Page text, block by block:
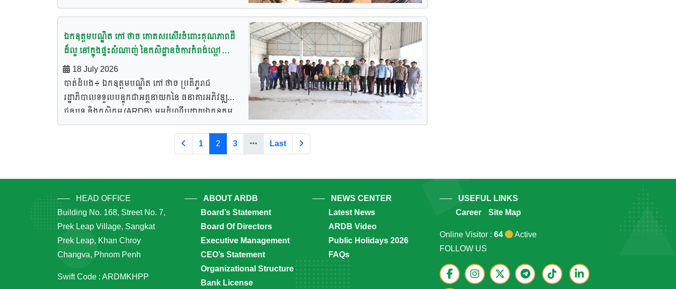
ក្រុមហ៊ុន សញ្ញាសេះក្រហមនេះក៏បានបង្ហាញឱ្យឃើញពី
ការយកចិត្តទុកដាក់ដល់អ្នកវិនិយោគ ក្នុងសង្វាក់
ផលិតកម្មរបស់ក្រុមហ៊ុនកែច្នៃកកនុងស្រុក ដើម្បីជួយ
វត្ថុធាតុដើមដូចជា លាមកគោ និងលាមកមាន់ ផ្ទាល់ពីបង
ប្អូនប្រជាកសិករនៅក្នុងតំបន់យកមកកែច្នៃធ្វើជាជី
ធម្មជាតិ សម្រាប់ដំណាំបន្ថែផ្សេងៗ ដែលមិនប៉ះពាល់ដល់
ក្រុមហ៊ុនផលិតជីធម្មជាតិសញ្ញាសេះក្រហម បានឱ្យដឹងថា
សព្វថ្ងៃក្រុមហ៊ុនសេះក្រហម មានសមត្ថភាពផលិតជី
កក្កដា ឆ្នាំ២០២៦ អមដំណើរដោយឯកឧត្តម បាន លឹម
និងសហការី បានអញ្ជើញចុះពិនិត្យមើលដំណើរការដាំដុះ
បន្លែសុវត្ថិភាពនៅកសិដ្ឋានបន្លែសុវត្ថិភាព កែ ស៊ីនួន ដែល
មានទីតាំងស្ថិតនៅក្នុងមជ្ឈមណ្ឌលបន្សាប ព្យាបាល និង
ស្តារនីតិសម្បទាអ្នកញៀនគ្រឿងញៀន កែ ស៊ីនួន នៅ
ភូមិស្តៅ ឃុំស្តៅ ស្រុករតនមណ្ឌល ខេត្តបាត់ដំបង។ កសិ
ដ្ឋានបន្លែសុវត្ថិភាព កែ ស៊ីនួន កំពុងដាំដុះបន្លែក្នុងផ្ទះ
ដោយមានគ្រូជំនាញ១២រូប ចាំជួយបណ្តុះបណ្តាល
១៥០គីឡូក្រាមត្រូវបានផ្គត់ផ្គង់ដល់មជ្ឈមណ្ឌលបន្សាប
ស៊ីនួន ខេត្តបាត់ដំបង។ ការអញ្ជើញចុះពិនិត្យមើល ទីតាំង
ដាំដុះបន្លែសុវត្ថិភាពនៅកសិដ្ឋានខាងលើរបស់ឯកឧត្តម
ឯកឧត្តមបណ្ឌិត កៅ ថាច កោតសរសើរចំពោះគុណភាពដី
ដ៏ល្អ នៅក្នុងផ្ទះសំណាញ់ នៃកសិដ្ឋានចំការកំពង់ល្ពៅ នៅ
ស្រុករតនមណ្ឌល
18 July 2026
បាត់ដំបង៖ ឯកឧត្តមបណ្ឌិត កៅ ថាច ប្រតិភូរាជ
រដ្ឋាភិបាលទទួលបន្ទុកជាអគ្គនាយកនៃ ធនាគារអភិវឌ្ឍន៍
ជនបទ និងកសិកម្ម (ARDB) អមដំណើរដោយឯកឧត្តម
បាន លឹម និងឯកឧត្តម ប៉ិច សានី អគ្គនាយករងធនាគារ
ARDB ព្រមទាំងសហការី នៅរសៀលថ្ងៃទី ១៨ ខែកក្កដា
ឆ្នាំ២០២៦ បានអញ្ជើញចុះសួរសុខទុក្ខ និងពិនិត្យខ្សែ
ដែលជាការបង្ហាញពីការយកចិត្តទុកដាក់ខ្ពស់ លើការ
អភិវឌ្ឍវិស័យកសិកម្មបែបទំនើប និងការធានាសន្តិសុខ
ស្បៀងក្នុងស្រុក។ កសិដ្ឋានចំការកំពង់ល្ពៅ ស្ថិតនៅភូមិ
រស្មីសង្ហា ឃុំរស្មីសង្ហា ស្រុករតនមណ្ឌល ខេត្តបាត់ដំបង
ដែលមានសហគមន៍ដាំបន្លែចម្រុះ និងត្រសក់ផ្អែម ជាមួយ
ផ្ទះសំណាញ់ជាង១០០ខ្នង សម្រាប់ផ្គត់ផ្គង់លើទីផ្សារ។ នៅ
ក្នុងឱកាសចុះពិនិត្យនោះ ឯកឧត្តមបណ្ឌិត កៅ ថាច បាន
សម្ដែងនូវការកោតសរសើរចំពោះគុណភាពដី ថាមាន
1 2 3 Last
HEAD OFFICE
Building No. 168, Street No. 7,
Prek Leap Village, Sangkat
Prek Leap, Khan Chroy
Changva, Phnom Penh
Swift Code : ARDMKHPP
ABOUT ARDB
Board’s Statement
Board Of Directors
Executive Management
CEO’s Statement
Organizational Structure
Bank License
NEWS CENTER
Latest News
ARDB Video
Public Holidays 2026
FAQs
USEFUL LINKS
Career
Site Map
Online Visitor : 64
Active
FOLLOW US